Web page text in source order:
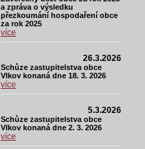
a zpráva o výsledku
přezkoumání hospodaření obce
za rok 2025
více
26.3.2026
Schůze zastupitelstva obce
Vlkov konaná dne 18. 3. 2026
více
5.3.2026
Schůze zastupitelstva obce
Vlkov konaná dne 2. 3. 2026
více